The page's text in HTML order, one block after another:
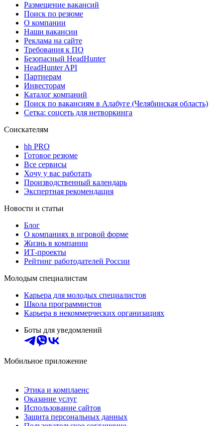
Размещение вакансий
Поиск по резюме
О компании
Наши вакансии
Реклама на сайте
Требования к ПО
Безопасный HeadHunter
HeadHunter API
Партнерам
Инвесторам
Каталог компаний
Поиск по вакансиям в Алабуге (Челябинская область)
Сетка: соцсеть для нетворкинга
Соискателям
hh PRO
Готовое резюме
Все сервисы
Хочу у вас работать
Производственный календарь
Экспертная рекомендация
Новости и статьи
Блог
О компаниях в игровой форме
Жизнь в компании
ИТ-проекты
Рейтинг работодателей России
Молодым специалистам
Карьера для молодых специалистов
Школа программистов
Карьера в некоммерческих организациях
Боты для уведомлений
Мобильное приложение
Этика и комплаенс
Оказание услуг
Использование сайтов
Защита персональных данных